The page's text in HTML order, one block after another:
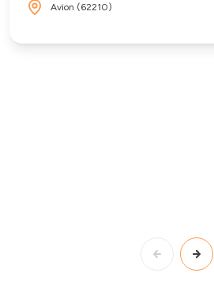
Avion (62210)